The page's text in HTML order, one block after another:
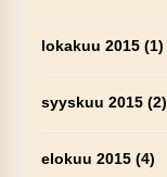
lokakuu 2015(1)
syyskuu 2015(2)
elokuu 2015(4)